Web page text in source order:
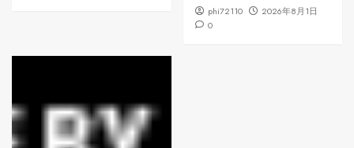
phi72110
2026年8月1日
0